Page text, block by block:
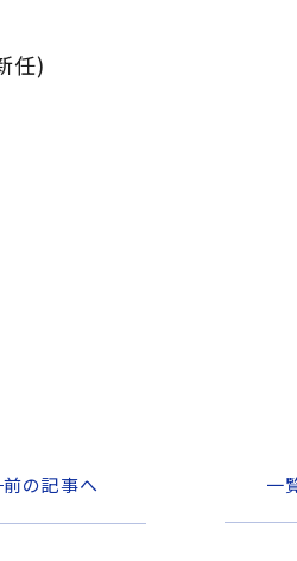
)
前の記事へ 一